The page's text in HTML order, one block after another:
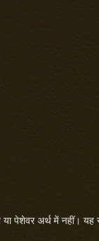
पेशेवर अर्थ में नहीं। यह